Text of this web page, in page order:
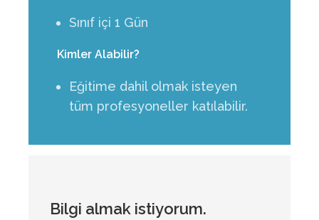
Sınıf içi 1 Gün
Kimler Alabilir?
Eğitime dahil olmak isteyen
tüm profesyoneller katılabilir.
Bilgi almak istiyorum.